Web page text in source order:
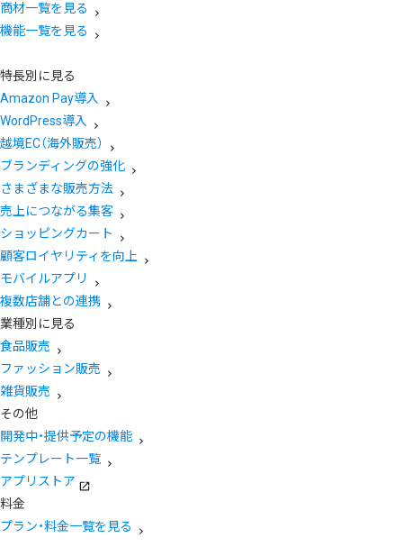
商材一覧を見る
機能一覧を見る
特長別に見る
Amazon Pay導入
WordPress導入
越境EC（海外販売）
ブランディングの強化
さまざまな販売方法
売上につながる集客
ショッピングカート
顧客ロイヤリティを向上
モバイルアプリ
複数店舗との連携
業種別に見る
食品販売
ファッション販売
雑貨販売
その他
開発中・提供予定の機能
テンプレート一覧
アプリストア
料金
プラン・料金一覧を見る